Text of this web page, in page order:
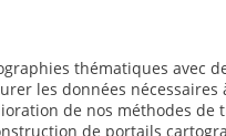
thématiques avec
les données nécessaires
de nos méthodes de
de portails